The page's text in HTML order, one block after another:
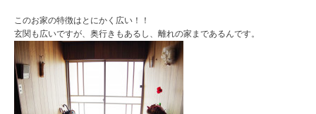
このお家の特徴はとにかく広い！！
玄関も広いですが、奥行きもあるし、離れの家まであるんです。